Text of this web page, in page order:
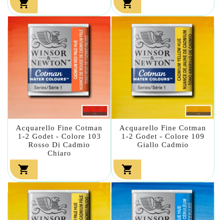
 
Acquarello Fine Cotman
1-2 Godet - Colore 103
Rosso Di Cadmio
Chiaro

Acquarello Fine Cotman
1-2 Godet - Colore 109
Giallo Cadmio
